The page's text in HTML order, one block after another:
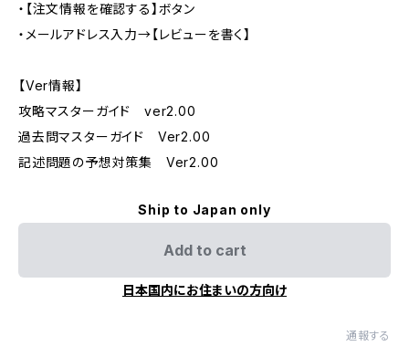
・【注文情報を確認する】ボタン
・メールアドレス入力→【レビューを書く】
【Ver情報】
攻略マスターガイド ver2.00
過去問マスターガイド Ver2.00
記述問題の予想対策集 Ver2.00
Ship to Japan only
Add to cart
日本国内にお住まいの方向け
通報する